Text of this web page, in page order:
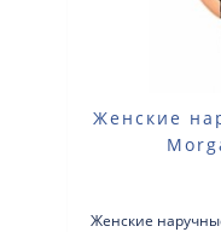
Женские
Женские